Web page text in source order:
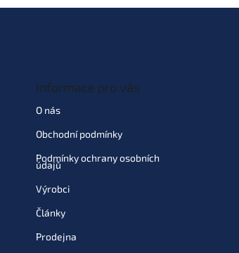
Informace pro vás
O nás
Obchodní podmínky
Podmínky ochrany osobních
údajů
Výrobci
Články
Prodejna